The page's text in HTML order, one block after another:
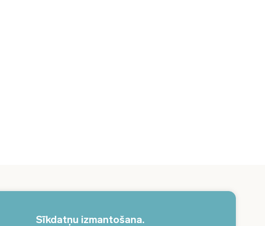
Sīkdatņu izmantošana.
jaunumus savā e-pastā!